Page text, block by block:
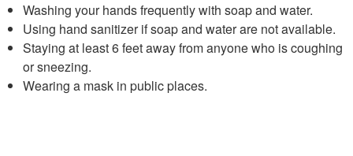
Washing your hands frequently with soap and water.
Using hand sanitizer if soap and water are not available.
Staying at least 6 feet away from anyone who is coughing
or sneezing.
Wearing a mask in public places.